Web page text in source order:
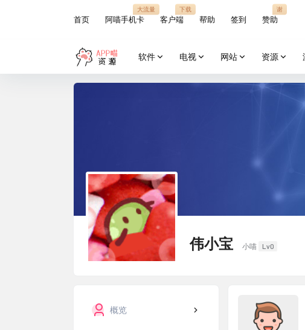
首页 阿喵手机卡
大流量
客户端
下载
帮助 签到 赞助
谢
软件 电视 网站 资源
伟小宝 小喵
Lv0
概览